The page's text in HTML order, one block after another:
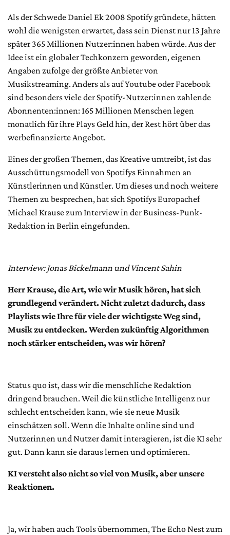
Als der Schwede Daniel Ek 2008 Spotify gründete, hätten
wohl die wenigsten erwartet, dass sein Dienst nur 13 Jahre
später 365 Millionen Nutzer:innen haben würde. Aus der
Idee ist ein globaler Techkonzern geworden, eigenen
Angaben zufolge der größte Anbieter von
Musikstreaming. Anders als auf Youtube oder Facebook
sind besonders viele der Spotify-Nutzer:innen zahlende
Abonnenten:innen: 165 Millionen Menschen legen
monatlich für ihre Plays Geld hin, der Rest hört über das
werbefinanzierte Angebot.
Eines der großen Themen, das Kreative umtreibt, ist das
Ausschüttungsmodell von Spotifys Einnahmen an
Künstlerinnen und Künstler. Um dieses und noch weitere
Themen zu besprechen, hat sich Spotifys Europachef
Michael Krause zum Interview in der Business-Punk-
Redaktion in Berlin eingefunden.
Interview: Jonas Bickelmann und Vincent Sahin
Herr Krause, die Art, wie wir Musik hören, hat sich
grundlegend verändert. Nicht zuletzt dadurch, dass
Playlists wie Ihre für viele der wichtigste Weg sind,
Musik zu entdecken. Werden zukünftig Algorithmen
noch stärker entscheiden, was wir hören?
Status quo ist, dass wir die menschliche Redaktion
dringend brauchen. Weil die künstliche Intelligenz nur
schlecht entscheiden kann, wie sie neue Musik
einschätzen soll. Wenn die Inhalte online sind und
Nutzerinnen und Nutzer damit interagieren, ist die KI sehr
gut. Dann kann sie daraus lernen und optimieren.
KI versteht also nicht so viel von Musik, aber unsere
Reaktionen.
Ja, wir haben auch Tools übernommen, The Echo Nest zum